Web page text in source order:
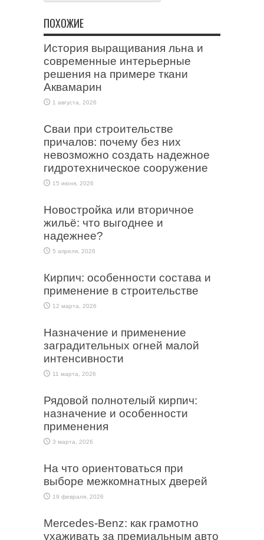
ПОХОЖИЕ
История выращивания льна и
современные интерьерные
решения на примере ткани
Аквамарин
1 августа, 2026
Сваи при строительстве
причалов: почему без них
невозможно создать надежное
гидротехническое сооружение
15 июня, 2026
Новостройка или вторичное
жильё: что выгоднее и
надежнее?
5 апреля, 2026
Кирпич: особенности состава и
применение в строительстве
12 марта, 2026
Назначение и применение
заградительных огней малой
интенсивности
11 марта, 2026
Рядовой полнотелый кирпич:
назначение и особенности
применения
3 марта, 2026
На что ориентоваться при
выборе межкомнатных дверей
19 февраля, 2026
Mercedes-Benz: как грамотно
ухаживать за премиальным авто